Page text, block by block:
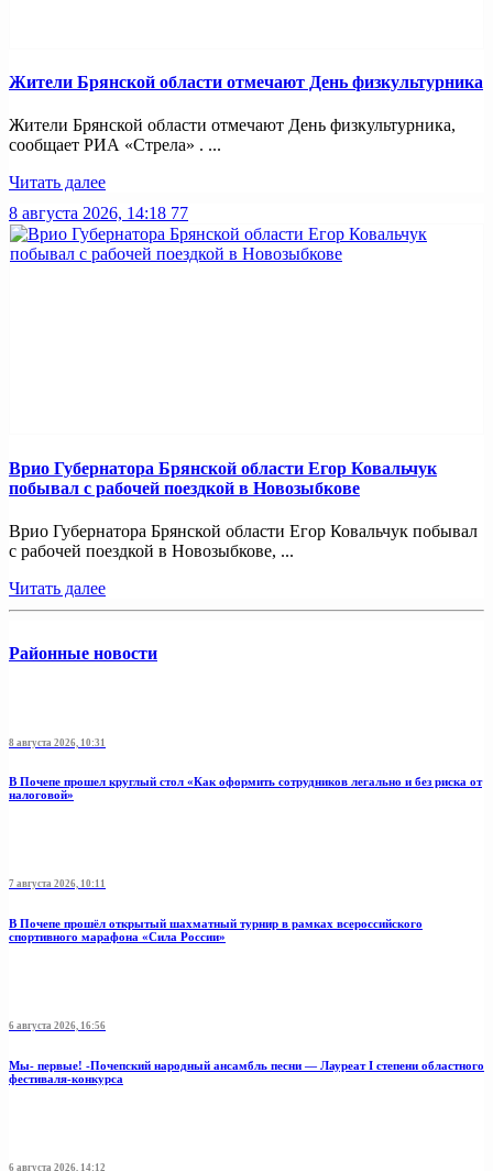
Жители Брянской области отмечают День физкультурника
Жители Брянской области отмечают День физкультурника,
сообщает РИА «Стрела» . ...
Читать далее
8 августа 2026, 14:18 77
Врио Губернатора Брянской области Егор Ковальчук
побывал с рабочей поездкой в Новозыбкове
Врио Губернатора Брянской области Егор Ковальчук побывал
с рабочей поездкой в Новозыбкове, ...
Читать далее
Районные новости
8 августа 2026, 10:31
В Почепе прошел круглый стол «Как оформить сотрудников легально и без риска от
налоговой»
7 августа 2026, 10:11
В Почепе прошёл открытый шахматный турнир в рамках всероссийского
спортивного марафона «Сила России»
6 августа 2026, 16:56
Мы- первые! -Почепский народный ансамбль песни — Лауреат I степени областного
фестиваля-конкурса
6 августа 2026, 14:12